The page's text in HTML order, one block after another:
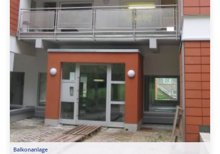
Balkonanlage